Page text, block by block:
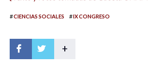
#CIENCIAS SOCIALES #IX CONGRESO
+